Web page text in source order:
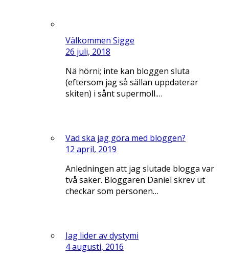
Välkommen Sigge
26 juli, 2018
Nä hörni; inte kan bloggen sluta
(eftersom jag så sällan uppdaterar
skiten) i sånt supermoll.…
Vad ska jag göra med bloggen?
12 april, 2019
Anledningen att jag slutade blogga var
två saker. Bloggaren Daniel skrev ut
checkar som personen…
Jag lider av dystymi
4 augusti, 2016